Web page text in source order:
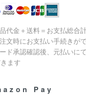
代金＋送料＝お支払総合
文時にお支払い手続きが
ド承認確認後、元払いに
ます
Pay